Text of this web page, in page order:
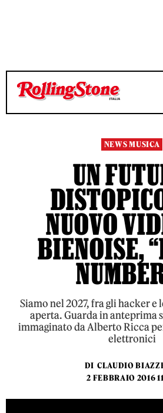
NEWS MUSICA
UN
NUOVO
BIENOISE,
Siamo nel 2027, fra gli hacker e
aperta. Guarda in anteprima
immaginato da Alberto Ricca
elettronici
DI CLAUDIO
2 FEBBRAIO 2016